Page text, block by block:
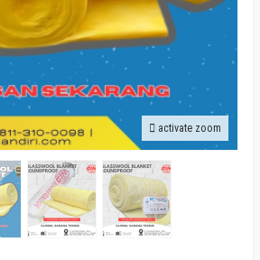
activate zoom